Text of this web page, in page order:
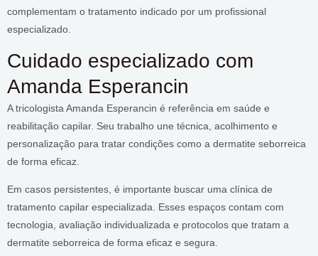
complementam o tratamento indicado por um profissional
especializado.
Cuidado especializado com
Amanda Esperancin
A tricologista Amanda Esperancin é referência em saúde e
reabilitação capilar. Seu trabalho une técnica, acolhimento e
personalização para tratar condições como a dermatite seborreica
de forma eficaz.
Em casos persistentes, é importante buscar uma clínica de
tratamento capilar especializada. Esses espaços contam com
tecnologia, avaliação individualizada e protocolos que tratam a
dermatite seborreica de forma eficaz e segura.